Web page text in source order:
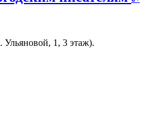
1, 3 этаж).